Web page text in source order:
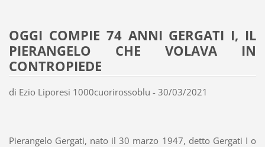
OGGI COMPIE 74 ANNI GERGATI I, IL
PIERANGELO CHE VOLAVA IN
CONTROPIEDE
di Ezio Liporesi 1000cuorirossoblu - 30/03/2021
Pierangelo Gergati, nato il 30 marzo 1947, detto Gergati I o